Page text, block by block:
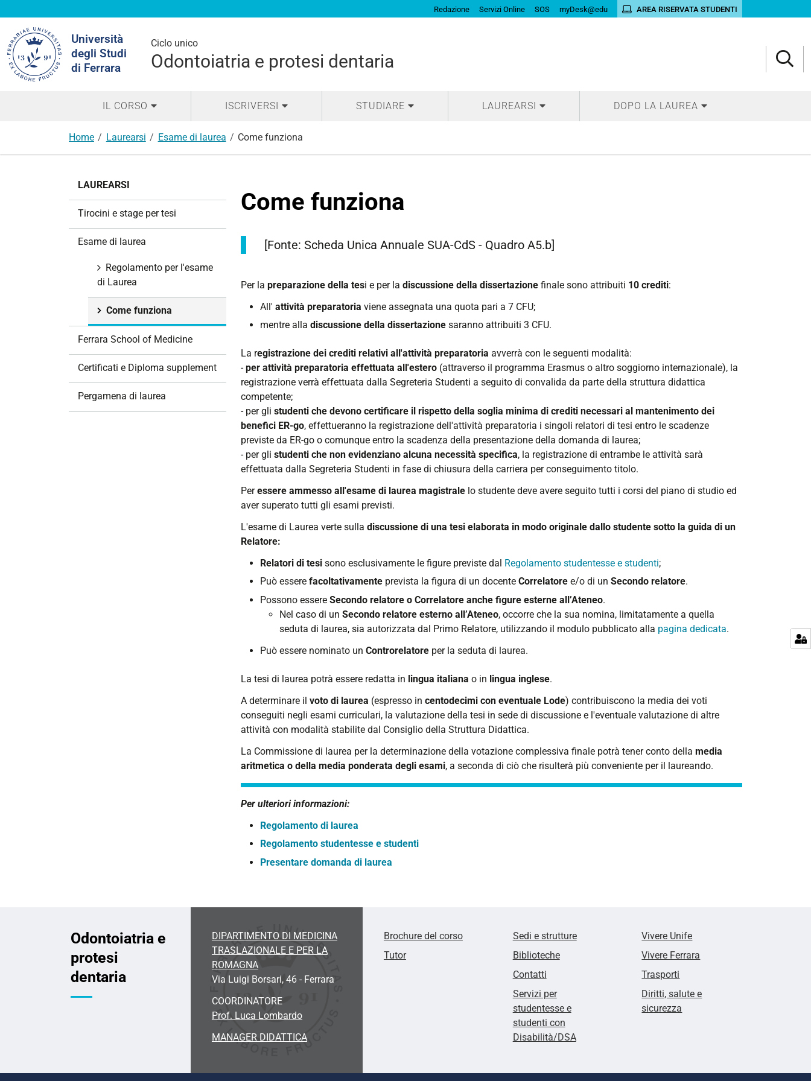
Redazione Servizi Online SOS myDesk@edu AREA RISERVATA STUDENTI
Università
degli Studi
di Ferrara
Ciclo unico
Odontoiatria e protesi dentaria
nel
sito
IL CORSO ISCRIVERSI STUDIARE LAUREARSI DOPO LA LAUREA
Home Laurearsi Esame di laurea Come funziona
Come funziona
[Fonte: Scheda Unica Annuale SUA-CdS - Quadro A5.b]
Per la preparazione della tesi e per la discussione della dissertazione finale sono attribuiti 10 crediti:
All' attività preparatoria viene assegnata una quota pari a 7 CFU;
mentre alla discussione della dissertazione saranno attribuiti 3 CFU.
La registrazione dei crediti relativi all'attività preparatoria avverrà con le seguenti modalità:
-per attività preparatoria effettuata all'estero (attraverso il programma Erasmus o altro soggiorno internazionale), la
registrazione verrà effettuata dalla Segreteria Studenti a seguito di convalida da parte della struttura didattica
competente;
- per gli studenti che devono certificare il rispetto della soglia minima di crediti necessari al mantenimento dei
benefici ER-go, effettueranno la registrazione dell'attività preparatoria i singoli relatori di tesi entro le scadenze
previste da ER-go o comunque entro la scadenza della presentazione della domanda di laurea;
- per gli studenti che non evidenziano alcuna necessità specifica, la registrazione di entrambe le attività sarà
effettuata dalla Segreteria Studenti in fase di chiusura della carriera per conseguimento titolo.
Peressere ammesso all'esame di laurea magistrale lo studente deve avere seguito tutti i corsi del piano di studio ed
aver superato tutti gli esami previsti.
L'esame di Laurea verte sulla discussione di una tesi elaborata in modo originale dallo studente sotto la guida di un
Relatore:
Relatori di tesi sono esclusivamente le figure previste dal Regolamento studentesse e studenti;
Può essere facoltativamente prevista la figura di un docente Correlatore e/o di un Secondo relatore.
Possono essere Secondo relatore o Correlatore anche figure esterne all’Ateneo.
Nel caso di un Secondo relatore esterno all’Ateneo, occorre che la sua nomina, limitatamente a quella
seduta di laurea, sia autorizzata dal Primo Relatore, utilizzando il modulo pubblicato alla pagina dedicata.
Può essere nominato un Controrelatore per la seduta di laurea.
La tesi di laurea potrà essere redatta in lingua italiana o in lingua inglese.
A determinare il voto di laurea (espresso in centodecimi con eventuale Lode) contribuiscono la media dei voti
conseguiti negli esami curriculari, la valutazione della tesi in sede di discussione e l'eventuale valutazione di altre
attività con modalità stabilite dal Consiglio della Struttura Didattica.
La Commissione di laurea per la determinazione della votazione complessiva finale potrà tener conto della media
aritmetica o della media ponderata degli esami, a seconda di ciò che risulterà più conveniente per il laureando.
Per ulteriori informazioni:
Regolamento di laurea
Regolamento studentesse e studenti
Presentare domanda di laurea
e
LAUREARSI
Tirocini e stage per tesi
Esame di laurea
Regolamento per l'esame
di Laurea
Come funziona
Ferrara School of Medicine
Certificati e Diploma supplement
Pergamena di laurea
Odontoiatria e
protesi
dentaria
DIPARTIMENTO DI MEDICINA
TRASLAZIONALE E PER LA
ROMAGNA
Via Luigi Borsari, 46 - Ferrara
COORDINATORE
Prof. Luca Lombardo
MANAGER DIDATTICA
Brochure del corso
Tutor
Sedi e strutture
Biblioteche
Contatti
Servizi per
studentesse e
studenti con
Disabilità/DSA
Vivere Unife
Vivere Ferrara
Trasporti
Diritti, salute e
sicurezza